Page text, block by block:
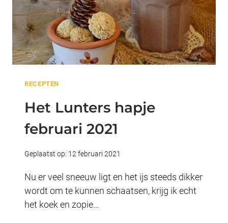
RECEPTEN
Het Lunters hapje
februari 2021
Geplaatst op: 12 februari 2021
Nu er veel sneeuw ligt en het ijs steeds dikker
wordt om te kunnen schaatsen, krijg ik echt
het koek en zopie…